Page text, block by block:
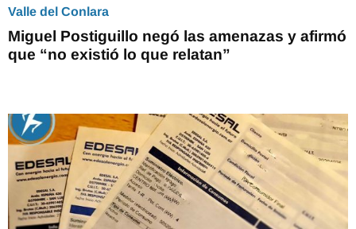
Valle del Conlara
Miguel Postiguillo negó las amenazas y afirmó
que “no existió lo que relatan”